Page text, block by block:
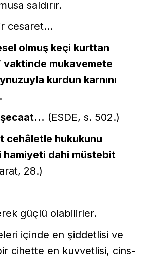
saldırır.
cesaret...
olmuş keçi kurttan
vaktinde mukavemete
kurdun karnını
(ESDE, s. 502.)
cehâletle hukukunu
hamiyeti dahi müstebit
28.)
güçlü olabilirler.
içinde en şiddetlisi ve
cihette en kuvvetlisi, cins-